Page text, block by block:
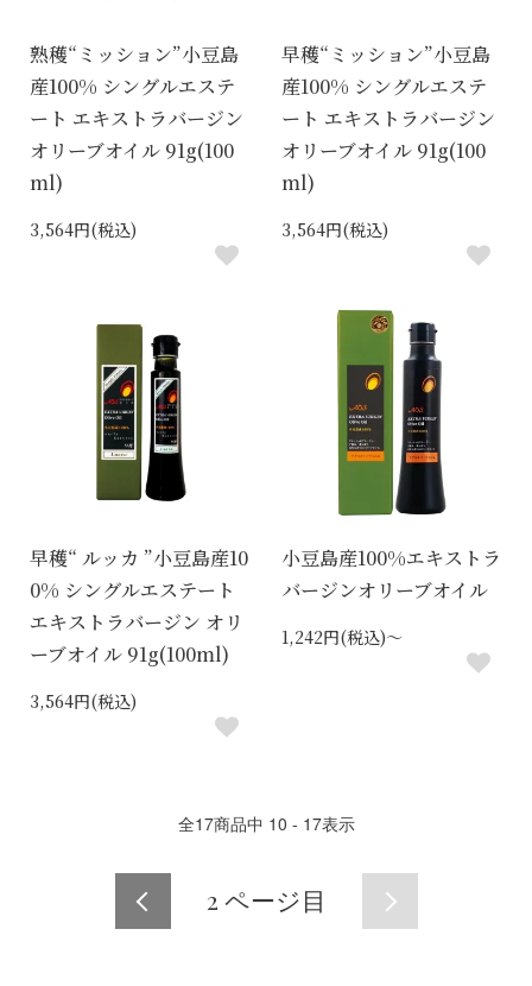
熟穫“ミッション”小豆島
産100% シングルエステ
ート エキストラバージン
オリーブオイル 91g(100
ml)
3,564円(税込)
早穫“ミッション”小豆島
産100% シングルエステ
ート エキストラバージン
オリーブオイル 91g(100
ml)
3,564円(税込)
早穫“ ルッカ ”小豆島産10
0% シングルエステート
エキストラバージン オリ
ーブオイル 91g(100ml)
3,564円(税込)
小豆島産100%エキストラ
バージンオリーブオイル
1,242円(税込)～
全17商品中 10 - 17表示
2 ページ目